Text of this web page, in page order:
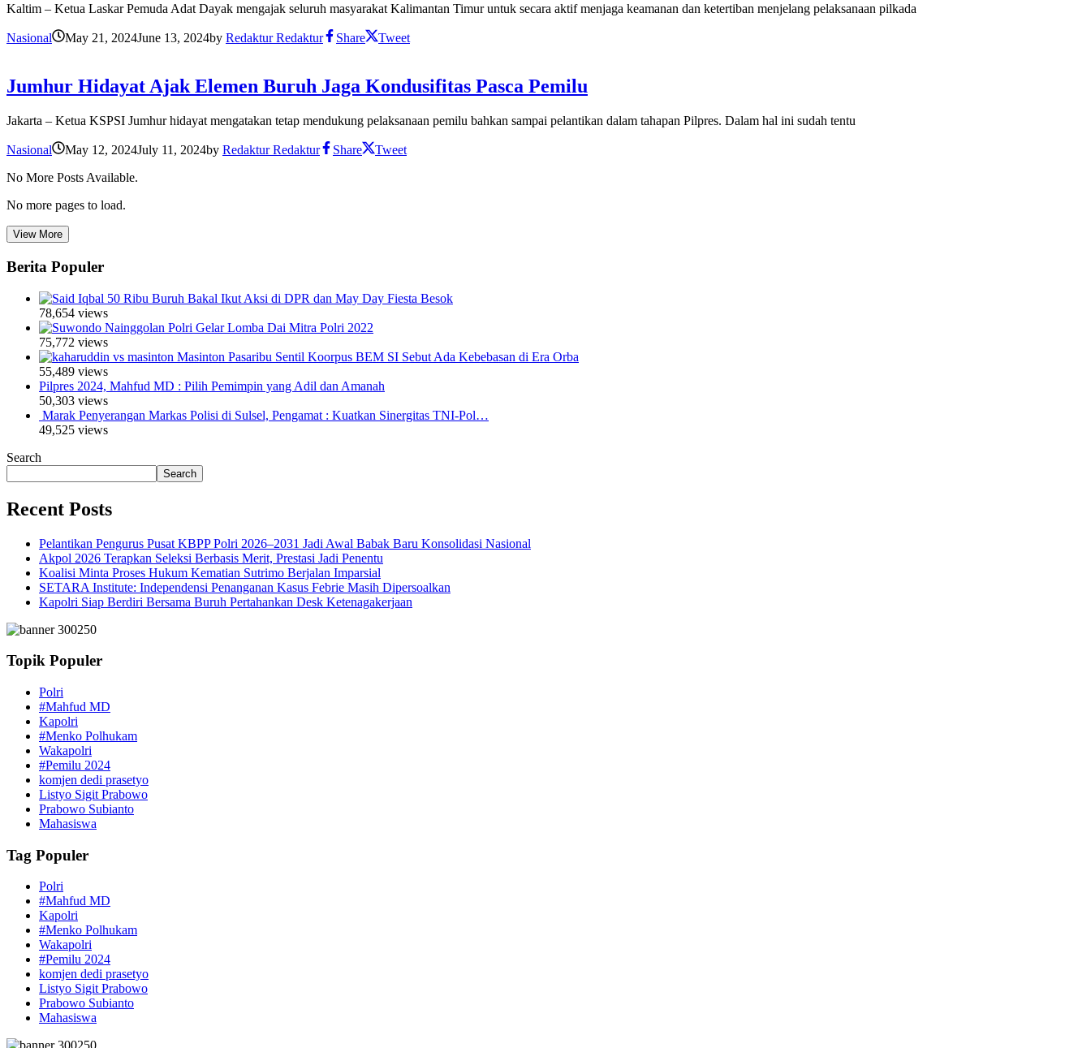
Kaltim – Ketua Laskar Pemuda Adat Dayak mengajak seluruh masyarakat Kalimantan Timur untuk secara aktif menjaga keamanan dan ketertiban menjelang pelaksanaan pilkada
Nasional May 21, 2024June 13, 2024by Redaktur Redaktur Share Tweet
Jumhur Hidayat Ajak Elemen Buruh Jaga Kondusifitas Pasca Pemilu
Jakarta – Ketua KSPSI Jumhur hidayat mengatakan tetap mendukung pelaksanaan pemilu bahkan sampai pelantikan dalam tahapan Pilpres. Dalam hal ini sudah tentu
Nasional May 12, 2024July 11, 2024by Redaktur Redaktur Share
Tweet
No More Posts Available.
No more pages to load.
View More
Berita Populer
50 Ribu Buruh Bakal Ikut Aksi di DPR dan May Day Fiesta Besok
78,654 views
Polri Gelar Lomba Dai Mitra Polri 2022
75,772 views
Masinton Pasaribu Sentil Koorpus BEM SI Sebut Ada Kebebasan di Era Orba
55,489 views
Pilpres 2024, Mahfud MD : Pilih Pemimpin yang Adil dan Amanah
50,303 views
Marak Penyerangan Markas Polisi di Sulsel, Pengamat : Kuatkan Sinergitas TNI-Pol…
49,525 views
Search
Search
Recent Posts
Pelantikan Pengurus Pusat KBPP Polri 2026–2031 Jadi Awal Babak Baru Konsolidasi Nasional
Akpol 2026 Terapkan Seleksi Berbasis Merit, Prestasi Jadi Penentu
Koalisi Minta Proses Hukum Kematian Sutrimo Berjalan Imparsial
SETARA Institute: Independensi Penanganan Kasus Febrie Masih Dipersoalkan
Kapolri Siap Berdiri Bersama Buruh Pertahankan Desk Ketenagakerjaan
Topik Populer
Polri
#Mahfud MD
Kapolri
#Menko Polhukam
Wakapolri
#Pemilu 2024
komjen dedi prasetyo
Listyo Sigit Prabowo
Prabowo Subianto
Mahasiswa
Tag Populer
Polri
#Mahfud MD
Kapolri
#Menko Polhukam
Wakapolri
#Pemilu 2024
komjen dedi prasetyo
Listyo Sigit Prabowo
Prabowo Subianto
Mahasiswa